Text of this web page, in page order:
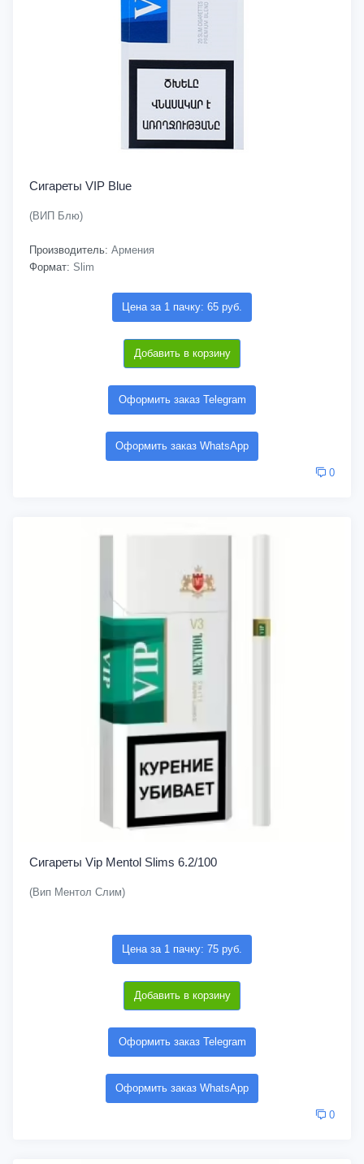
Сигареты VIP Blue
(ВИП Блю)
Производитель: Армения
Формат: Slim
Цена за 1 пачку: 65 руб.
Добавить в корзину
Оформить заказ Telegram
Оформить заказ WhatsApp
0
Сигареты Vip Mentol Slims 6.2/100
(Вип Ментол Слим)
Цена за 1 пачку: 75 руб.
Добавить в корзину
Оформить заказ Telegram
Оформить заказ WhatsApp
0